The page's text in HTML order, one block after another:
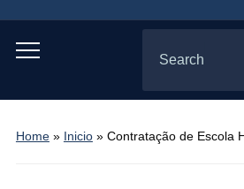
Toggle
menu
for:
Home» Inicio» Contratação de Escola